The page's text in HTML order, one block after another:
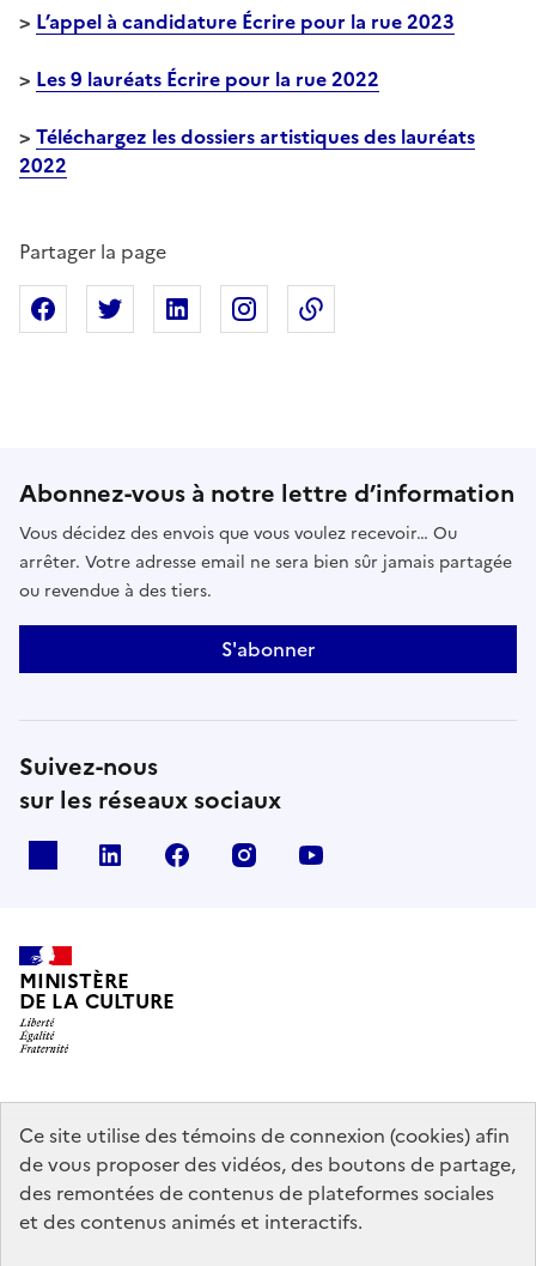
Ce site utilise des témoins de connexion (cookies) afin
de vous proposer des vidéos, des boutons de partage,
des remontées de contenus de plateformes sociales
et des contenus animés et interactifs.
> L’appel à candidature Écrire pour la rue 2023
> Les 9 lauréats Écrire pour la rue 2022
> Téléchargez les dossiers artistiques des lauréats
2022
Partager la page
Partager sur Facebook
Partager sur XPartager sur Linkedin
Partager sur Instagram
Abonnez-vous à notre lettre d’information
Vous décidez des envois que vous voulez recevoir… Ou
arrêter. Votre adresse email ne sera bien sûr jamais partagée
ou revendue à des tiers.
S'abonner
Suivez-nous
sur les réseaux sociaux
linkedin facebook instagram
MINISTÈRE
DE LA CULTURE
data.gouv.fr legifrance.gouv.fr
info.gouv.fr
service-public.gouv.fr